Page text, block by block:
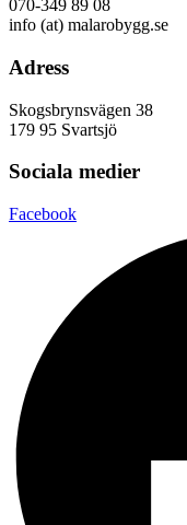
070-349 89 08
info (at) malarobygg.se
Adress
Skogsbrynsvägen 38
179 95 Svartsjö
Sociala medier
Facebook